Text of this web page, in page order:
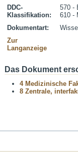
DDC-
Klassifikation:
570 -
610 -
Dokumentart:
Zur
Langanzeige
Das Dokument
4 Medizinische
8 Zentrale,